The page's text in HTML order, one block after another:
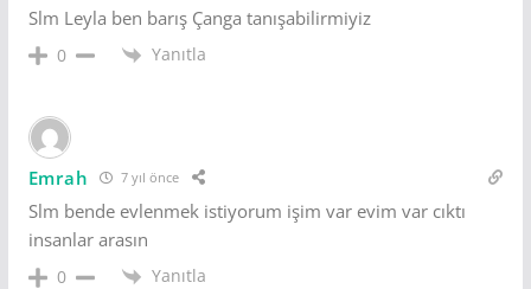
Slm Leyla ben barış Çanga tanışabilirmiyiz
0 Yanıtla
Emrah 7 yıl önce
Slm bende evlenmek istiyorum işim var evim var cıktı
insanlar arasın
0 Yanıtla